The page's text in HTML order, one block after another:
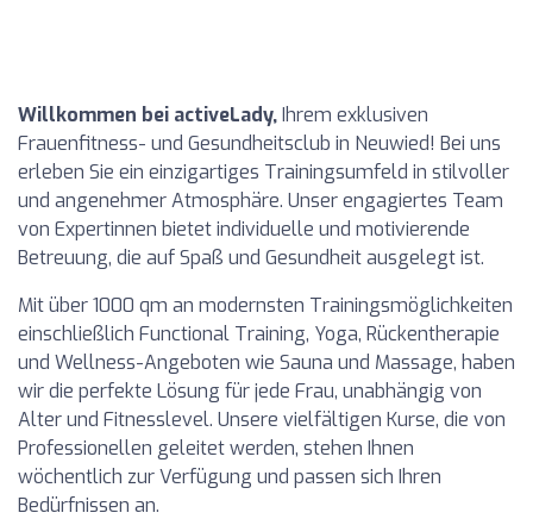
Willkommen bei activeLady,Ihrem exklusiven
Frauenfitness- und Gesundheitsclub in Neuwied! Bei uns
erleben Sie ein einzigartiges Trainingsumfeld in stilvoller
und angenehmer Atmosphäre. Unser engagiertes Team
von Expertinnen bietet individuelle und motivierende
Betreuung, die auf Spaß und Gesundheit ausgelegt ist.
Mit über 1000 qm an modernsten Trainingsmöglichkeiten
einschließlich Functional Training, Yoga, Rückentherapie
und Wellness-Angeboten wie Sauna und Massage, haben
wir die perfekte Lösung für jede Frau, unabhängig von
Alter und Fitnesslevel. Unsere vielfältigen Kurse, die von
Professionellen geleitet werden, stehen Ihnen
wöchentlich zur Verfügung und passen sich Ihren
Bedürfnissen an.